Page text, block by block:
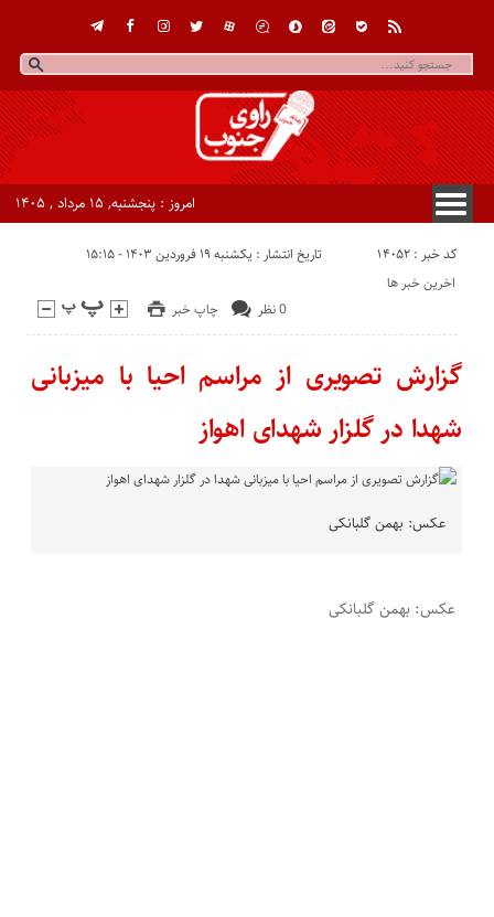
امروز : پنجشنبه, ۱۵ مرداد , ۱۴۰۵
کد خبر : 14052 تاریخ انتشار : یکشنبه ۱۹ فروردین ۱۴۰۳ - ۱۵:۱۵
چاپ خبر 0 نظر
اخرین خبر ها
گزارش تصویری از مراسم احیا با میزبانی
شهدا در گلزار شهدای اهواز
عکس: بهمن گلبانکی
عکس: بهمن گلبانکی